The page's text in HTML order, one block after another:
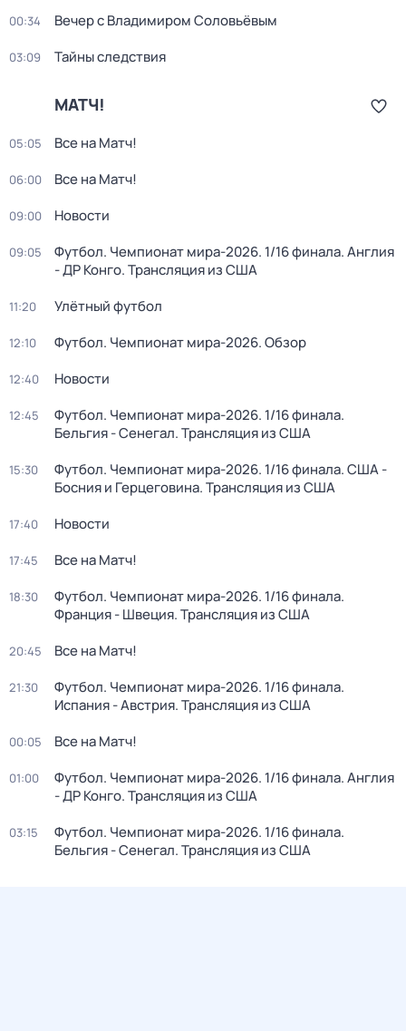
00:34 Вечер с Владимиром Соловьёвым
03:09 Тайны следствия
МАТЧ!
05:05 Все на Матч!
06:00 Все на Матч!
09:00 Новости
09:05
Футбол. Чемпионат мира-2026. 1/16 финала. Англия
- ДР Конго. Трансляция из США
11:20 Улётный футбол
12:10 Футбол. Чемпионат мира-2026. Обзор
12:40 Новости
12:45
Футбол. Чемпионат мира-2026. 1/16 финала.
Бельгия - Сенегал. Трансляция из США
15:30
Футбол. Чемпионат мира-2026. 1/16 финала. США -
Босния и Герцеговина. Трансляция из США
17:40 Новости
17:45 Все на Матч!
18:30
Футбол. Чемпионат мира-2026. 1/16 финала.
Франция - Швеция. Трансляция из США
20:45 Все на Матч!
21:30
Футбол. Чемпионат мира-2026. 1/16 финала.
Испания - Австрия. Трансляция из США
00:05 Все на Матч!
01:00
Футбол. Чемпионат мира-2026. 1/16 финала. Англия
- ДР Конго. Трансляция из США
03:15
Футбол. Чемпионат мира-2026. 1/16 финала.
Бельгия - Сенегал. Трансляция из США